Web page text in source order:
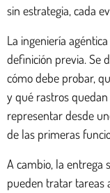
sin estrategia, cada
La ingeniería
definición previa. Se
cómo debe probar,
y qué rastros
representar desde
de las primeras
A cambio, la entrega
pueden tratar tareas